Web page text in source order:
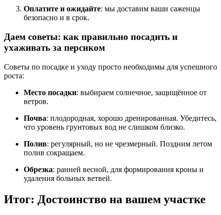
Оплатите и ожидайте: мы доставим ваши саженцы
безопасно и в срок.
Даем советы: как правильно посадить и
ухаживать за персиком
Советы по посадке и уходу просто необходимы для успешного
роста:
Место посадки: выбираем солнечное, защищённое от
ветров.
Почва: плодородная, хорошо дренированная. Убедитесь,
что уровень грунтовых вод не слишком близко.
Полив: регулярный, но не чрезмерный. Поздним летом
полив сокращаем.
Обрезка: ранней весной, для формирования кроны и
удаления больных ветвей.
Итог: Достоинство на вашем участке